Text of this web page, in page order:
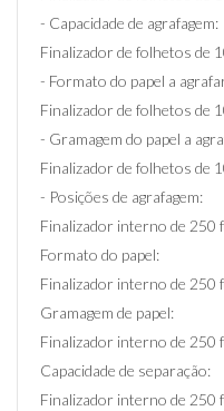
- Capacidade de agrafagem:
Finalizador de folhetos de
- Formato do papel a
Finalizador de folhetos de
- Gramagem do papel a
Finalizador de folhetos de
- Posições de agrafagem:
Finalizador interno de 250
Formato do papel:
Finalizador interno de 250
Gramagem de papel:
Finalizador interno de 250
Capacidade de separação:
Finalizador interno de 250